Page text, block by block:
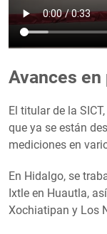
Avances
El titular de la
que ya se están
mediciones en
En Hidalgo, se
Ixtle en Huautla,
Xochiatipan y Los